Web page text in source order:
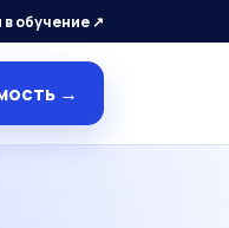
в обучение ↗
→